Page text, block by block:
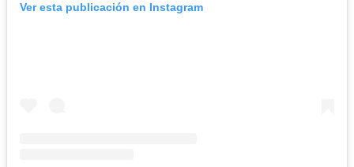
Ver esta publicación en Instagram